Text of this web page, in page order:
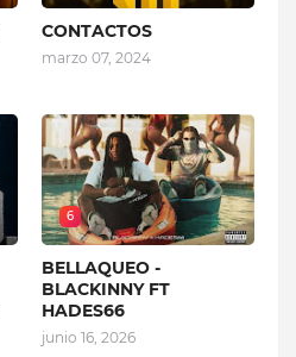
CONTACTOS
marzo 07, 2024
6
BELLAQUEO -
BLACKINNY FT
HADES66
junio 16, 2026